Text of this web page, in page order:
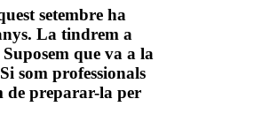
setembre ha
La tindrem a
que va a la
som professionals
de preparar-la per